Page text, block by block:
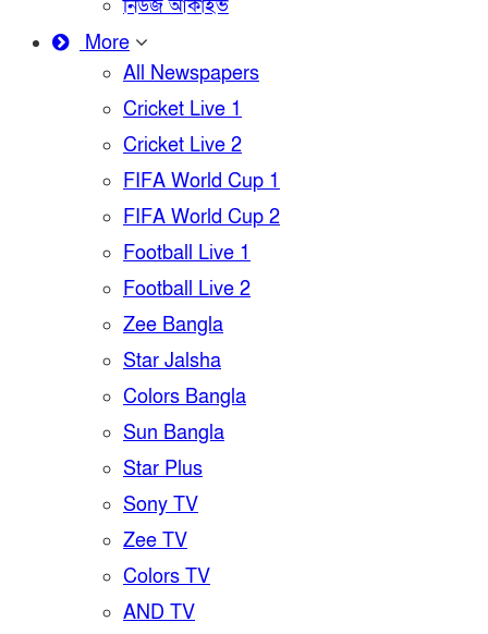
নিউজ আর্কাইভ
More
All Newspapers
Cricket Live 1
Cricket Live 2
FIFA World Cup 1
FIFA World Cup 2
Football Live 1
Football Live 2
Zee Bangla
Star Jalsha
Colors Bangla
Sun Bangla
Star Plus
Sony TV
Zee TV
Colors TV
AND TV